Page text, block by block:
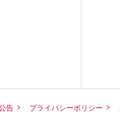
告 プライバシーポリシー